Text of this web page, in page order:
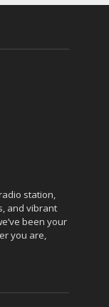
station,
and vibrant
been your
you are,